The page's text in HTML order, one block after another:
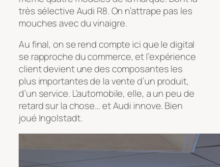
très sélective Audi R8. On n’attrape pas les
mouches avec du vinaigre.
Au final, on se rend compte ici que le digital
se rapproche du commerce, et l’expérience
client devient une des composantes les
plus importantes de la vente d’un produit,
d’un service. L’automobile, elle, a un peu de
retard sur la chose… et Audi innove. Bien
joué Ingolstadt.